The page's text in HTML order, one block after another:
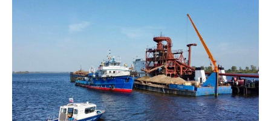
ИНВЕСТИЦИИ
ОПК
ЭНЕРГЕТИКА
НОВОСТИ БИЗНЕСА
РОЗНИЧНАЯ ТОРГОВЛЯ
ТРАНСПОРТ
УСЛУГИ
ТЕХНОЛОГИИ
НОВОСТИ ТЕХНОЛОГИЙ
IT
МЕДИА
НОВОСТИ МЕРОПРИЯТИЙ
ВЫЕЗДНАЯ РЕДАКЦИЯ
СПОРТ
НОВОСТИ СПОРТА
ОБЩЕСТВО